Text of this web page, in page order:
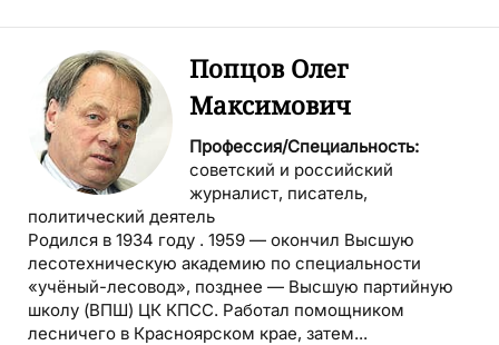
Попцов Олег
Максимович
Профессия/Специальность:
советский и российский
журналист, писатель,
политический деятель
Родился в 1934 году . 1959 — окончил Высшую
лесотехническую академию по специальности
«учёный-лесовод», позднее — Высшую партийную
школу (ВПШ) ЦК КПСС. Работал помощником
лесничего в Красноярском крае, затем...